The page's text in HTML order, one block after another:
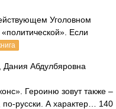
Уголовном
Если
, Дания Абдулбяровна
Героиню зовут также –
русски. А характер… 140